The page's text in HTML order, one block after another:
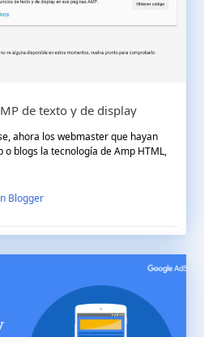
de texto y de display
ahora los webmaster que hayan
blogs la tecnología de Amp HTML,
Blogger